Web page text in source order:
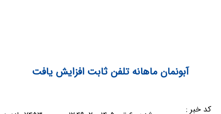
آبونمان ماهانه تلفن ثابت افزایش یافت
کد خبر :